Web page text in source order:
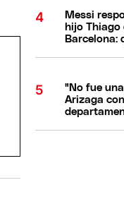
Messi
hijo Thiago
Barcelona:
"No fue
Arizaga